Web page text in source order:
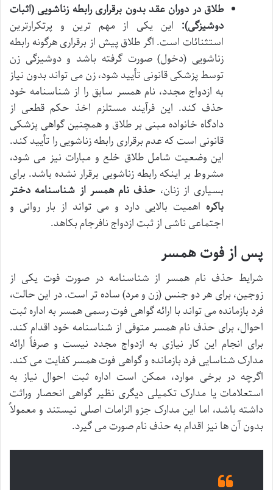
طلاق در دوران عقد بدون برقراری رابطه زناشویی (اثبات
دوشیزگی): این یکی از مهم ترین و پرتکرارترین
استثنائات است. اگر طلاق پیش از برقراری هرگونه رابطه
زناشویی (دخول) صورت گرفته باشد و دوشیزگی زن
توسط پزشکی قانونی تأیید شود، زن می تواند بدون نیاز
به ازدواج مجدد، نام همسر سابق را از شناسنامه خود
حذف کند. این فرآیند مستلزم اخذ حکم قطعی از
دادگاه خانواده مبنی بر طلاق و همچنین گواهی پزشکی
قانونی است که عدم برقراری رابطه زناشویی را تأیید کند.
این وضعیت شامل طلاق خلع و مبارات نیز می شود،
مشروط بر اینکه رابطه زناشویی برقرار نشده باشد. برای
بسیاری از زنان، حذف نام همسر از شناسنامه دختر
باکره اهمیت بالایی دارد و می تواند از بار روانی و
اجتماعی ناشی از ثبت ازدواج نافرجام بکاهد.
پس از فوت همسر
شرایط حذف نام همسر از شناسنامه در صورت فوت یکی از
زوجین، برای هر دو جنس (زن و مرد) ساده تر است. در این حالت،
فرد بازمانده می تواند با ارائه گواهی فوت رسمی همسر به اداره ثبت
احوال، برای حذف نام همسر متوفی از شناسنامه خود اقدام کند.
برای انجام این کار نیازی به ازدواج مجدد نیست و صرفاً ارائه
مدارک شناسایی فرد بازمانده و گواهی فوت همسر کفایت می کند.
اگرچه در برخی موارد، ممکن است اداره ثبت احوال نیاز به
استعلامات یا مدارک تکمیلی دیگری نظیر گواهی انحصار وراثت
داشته باشد، اما این مدارک جزو الزامات اصلی نیستند و معمولاً
بدون آن ها نیز اقدام به حذف نام صورت می گیرد.